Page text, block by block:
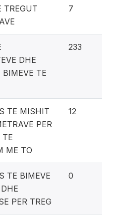
TREGUT
7
DHE
BIMEVE TE
233
TE MISHIT
PER
TE
ME TO
12
TE BIMEVE
PER TREG
0